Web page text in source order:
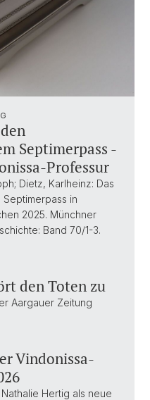
Septimerpass -
Professur
Dietz, Karlheinz: Das
in
2025. Münchner
Band 70/1-3.
den Toten zu
Aargauer Zeitung
Vindonissa-
Hertig als neue